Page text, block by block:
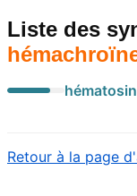
Liste des
Retour à la page